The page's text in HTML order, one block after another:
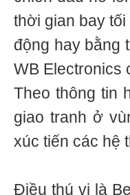
thời gian bay
động hay bằng
WB Electronics
Theo thông tin
giao tranh ở
xúc tiến các hệ
Điều thú vị là